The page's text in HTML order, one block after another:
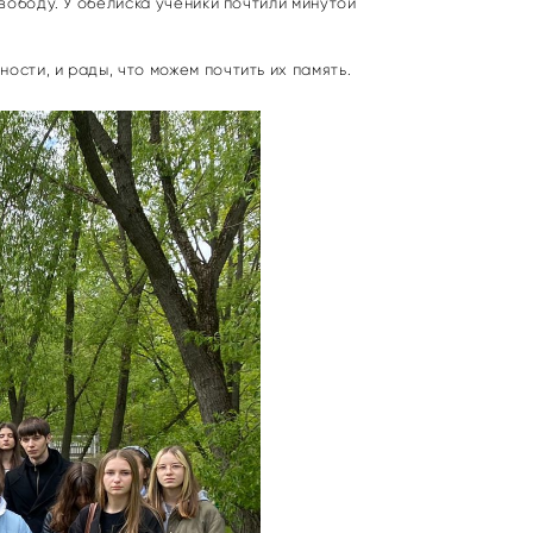
и рады, что можем почтить их память.